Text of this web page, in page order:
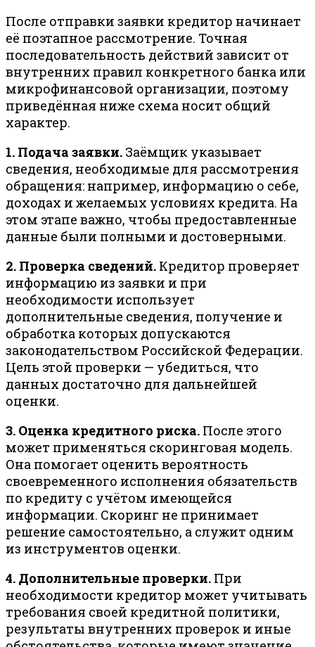
После отправки заявки кредитор начинает
её поэтапное рассмотрение. Точная
последовательность действий зависит от
внутренних правил конкретного банка или
микрофинансовой организации, поэтому
приведённая ниже схема носит общий
характер.
1. Подача заявки. Заёмщик указывает
сведения, необходимые для рассмотрения
обращения: например, информацию о себе,
доходах и желаемых условиях кредита. На
этом этапе важно, чтобы предоставленные
данные были полными и достоверными.
2. Проверка сведений. Кредитор проверяет
информацию из заявки и при
необходимости использует
дополнительные сведения, получение и
обработка которых допускаются
законодательством Российской Федерации.
Цель этой проверки — убедиться, что
данных достаточно для дальнейшей
оценки.
3. Оценка кредитного риска. После этого
может применяться скоринговая модель.
Она помогает оценить вероятность
своевременного исполнения обязательств
по кредиту с учётом имеющейся
информации. Скоринг не принимает
решение самостоятельно, а служит одним
из инструментов оценки.
4. Дополнительные проверки. При
необходимости кредитор может учитывать
требования своей кредитной политики,
результаты внутренних проверок и иные